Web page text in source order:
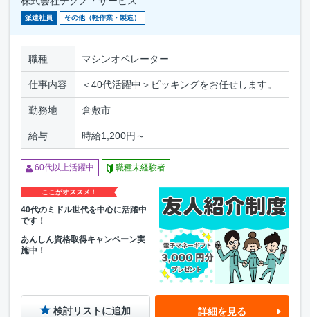
派遣社員 その他（軽作業・製造）
職種 マシンオペレーター
仕事内容 ＜40代活躍中＞ピッキングをお任せします。
勤務地 倉敷市
給与 時給1,200円～
60代以上活躍中 職種未経験者
ここがオススメ！
40代のミドル世代を中心に活躍中
です！
あんしん資格取得キャンペーン実
施中！
検討リストに追加 詳細を見る